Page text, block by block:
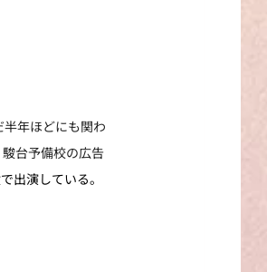
年ほどにも関わ
台予備校の広告
出演している。